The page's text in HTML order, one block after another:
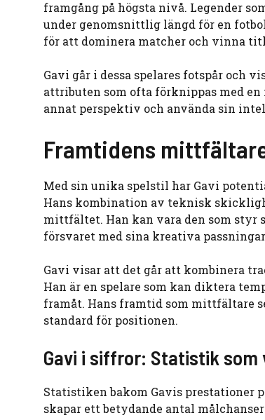
framgång på högsta nivå. Legender
under genomsnittlig längd för en
för att dominera matcher och vinna
Gavi går i dessa spelares fotspår och
attributen som ofta förknippas med en
annat perspektiv och använda sin
Framtidens
Med sin unika spelstil har Gavi
Hans kombination av teknisk
mittfältet. Han kan vara den som styr
försvaret med sina kreativa
Gavi visar att det går att kombinera
Han är en spelare som kan diktera
framåt. Hans framtid som mittfältare
standard för positionen.
Gavi i siffror: Statistik som
Statistiken bakom Gavis prestationer
skapar ett betydande antal